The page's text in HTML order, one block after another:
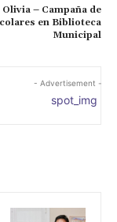
Olivia – Campaña de
en Biblioteca
Municipal
- Advertisement -